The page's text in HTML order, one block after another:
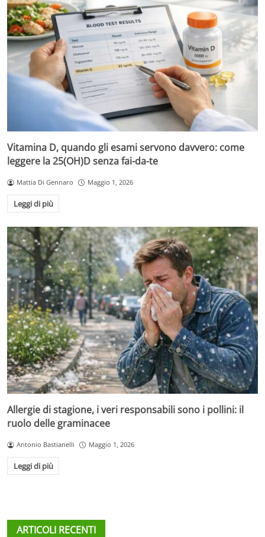
Vitamina D, quando gli esami servono davvero: come
leggere la 25(OH)D senza fai-da-te
Mattia Di Gennaro Maggio 1, 2026
Leggi di più
Allergie di stagione, i veri responsabili sono i pollini: il
ruolo delle graminacee
Antonio Bastianelli Maggio 1, 2026
Leggi di più
ARTICOLI RECENTI